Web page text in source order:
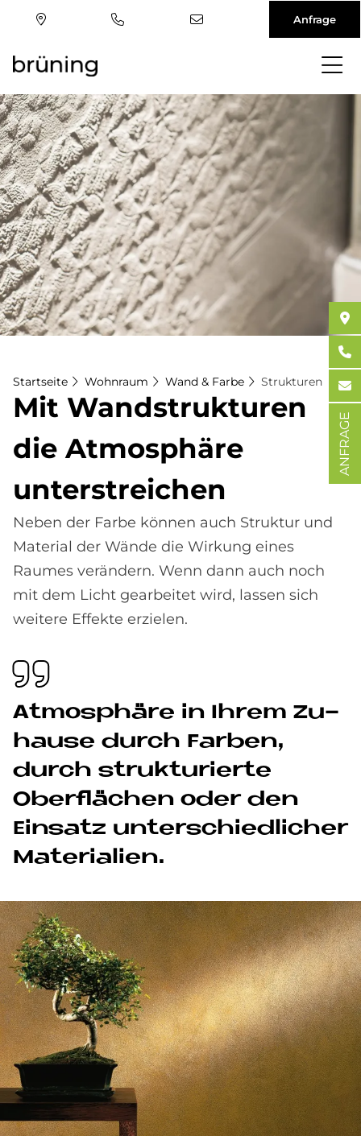
Direkt
zum
Inhalt
Anfrage
Startseite Wohnraum Wand & Farbe Strukturen
Mit Wand­struk­tu­ren
die At­mo­sphä­re
un­ter­strei­chen
Neben der Farbe können auch Struktur und
Material der Wände die Wirkung eines
Raumes verändern. Wenn dann auch noch
mit dem Licht gearbeitet wird, lassen sich
weitere Effekte erzielen.
At­mo­sphä­re in Ih­rem Zu­
hau­se durch Far­ben,
durch struk­tu­rier­te
Ober­flä­chen oder den
Ein­sa­tz un­ter­schied­li­cher
Ma­te­ria­li­en.
ANFRAGE